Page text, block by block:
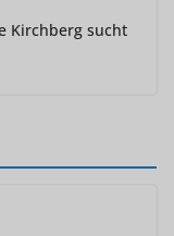
Kirchberg sucht